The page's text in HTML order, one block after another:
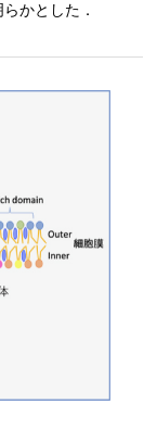
かとした．